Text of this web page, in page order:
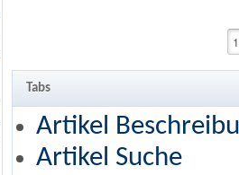
Tabs
Artikel
Artikel Suche